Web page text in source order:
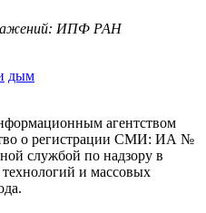
ИПФ РАН
дым
агентством
о регистрации СМИ: ИА №
службой по надзору в
и массовых